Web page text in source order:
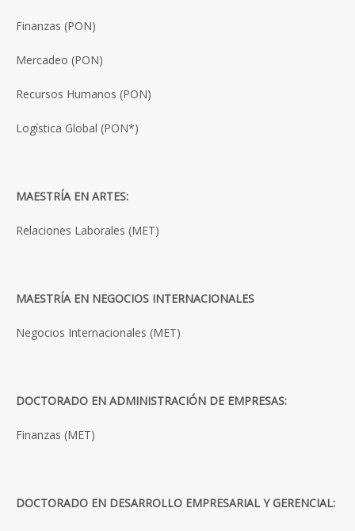
Finanzas (PON)
Mercadeo (PON)
Recursos Humanos (PON)
Logística Global (PON*)
MAESTRÍA EN ARTES:
Relaciones Laborales (MET)
MAESTRÍA EN NEGOCIOS INTERNACIONALES
Negocios Internacionales (MET)
DOCTORADO EN ADMINISTRACIÓN DE EMPRESAS:
Finanzas (MET)
DOCTORADO EN DESARROLLO EMPRESARIAL Y GERENCIAL: